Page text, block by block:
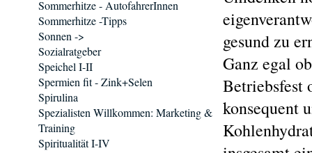
gesund zu
Ganz egal
Betriebsfest
konsequent
Sommerhitze - AutofahrerInnen
Sommerhitze -Tipps
Sonnen ->
Sozialratgeber
Speichel I-II
Spermien fit - Zink+Selen
Spirulina
Spezialisten Willkommen: Marketing &
Training
Spiritualität I-IV